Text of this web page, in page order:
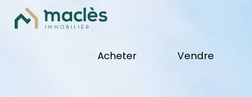
acheter vendre